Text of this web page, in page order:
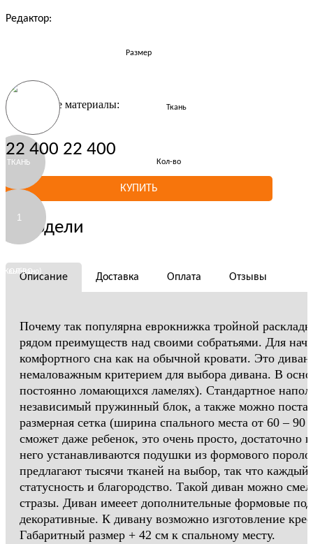
Редактор:
Размер
Ткань
ТКАНЬ
ТКАНЬ
выбрано)
Кол-во
КОЛ-ВО
Выбранные материалы:
22 400 22 400
КУПИТЬ
О модели
Описание Доставка Оплата Отзывы
Почему так популярна еврокнижка тройной
рядом преимуществ над своими собратьями. Для
комфортного сна как на обычной кровати. Это
немаловажным критерием для выбора дивана. В
постоянно ломающихся ламелях). Стандартное
независимый пружинный блок, а также можно
размерная сетка (ширина спального места от 60 –
сможет даже ребенок, это очень просто, достаточно
него устанавливаются подушки из формового
предлагают тысячи тканей на выбор, так что
статусность и благородство. Такой диван можно
стразы. Диван имееет дополнительные формовые
декоративные. К дивану возможно изготовление
Габаритный размер + 42 см к спальному месту.